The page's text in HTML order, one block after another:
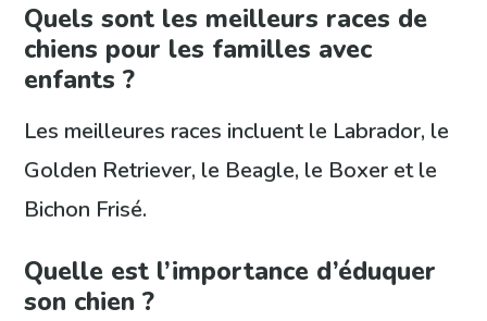
Quels sont les meilleurs races de
chiens pour les familles avec
enfants ?
Les meilleures races incluent le Labrador, le
Golden Retriever, le Beagle, le Boxer et le
Bichon Frisé.
Quelle est l’importance d’éduquer
son chien ?